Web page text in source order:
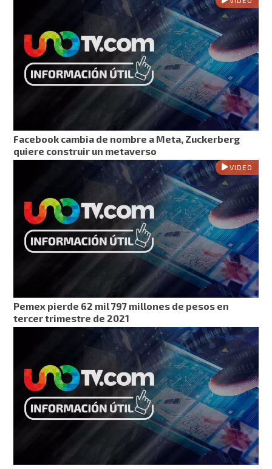
Facebook cambia de nombre a Meta, Zuckerberg
quiere construir un metaverso
VIDEO
Pemex pierde 62 mil 797 millones de pesos en
tercer trimestre de 2021